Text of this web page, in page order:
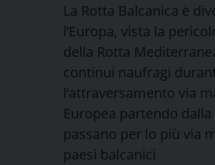
La Rotta Balcanica è
l’Europa, vista la
della Rotta
continui naufragi
l’attraversamento via
Europea partendo dalla
passano per lo più via
paesi balcanici